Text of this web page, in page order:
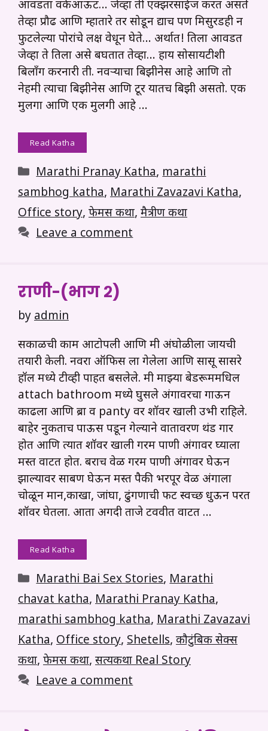
आवडता वर्कआऊट… जेव्हा ती एक्झरसाईज करत असते
तेव्हा प्रौढ आणि म्हातारे तर सोडून द्याच पण मिसुरडही न
फुटलेल्या पोरांचे लक्ष वेधून घेते… अर्थात! तिला आवडत
जेव्हा ते तिला असे बघतात तेव्हा… हाय सोसायटीशी
बिलाँग करनारी ती. नवऱ्याचा बिझीनेस आहे आणि तो
नेहमी त्याचा बिझीनेस आणि टूर यातच बिझी असतो. एक
मुलगा आणि एक मुलगी आहे …
Read Katha
Categories
Marathi Pranay Katha,marathi
sambhog katha, Marathi Zavazavi Katha,
Office story, फेमस कथा, मैत्रीण कथा
Leave a comment
राणी-(भाग २)
by admin
सकाळची काम आटोपली आणि मी अंघोळीला जायची
तयारी केली. नवरा ऑफिस ला गेलेला आणि सासू सासरे
हॉल मध्ये टीव्ही पाहत बसलेले. मी माझ्या बेडरूममधिल
attach bathroom मध्ये घुसले अंगावरचा गाऊन
काढला आणि ब्रा व panty वर शॉवर खाली उभी राहिले.
बाहेर नुकताच पाऊस पडून गेल्याने वातावरण थंड गार
होत आणि त्यात शॉवर खाली गरम पाणी अंगावर घ्याला
मस्त वाटत होत. बराच वेळ गरम पाणी अंगावर घेऊन
झाल्यावर साबण घेऊन मस्त पैकी भरपूर वेळ अंगाला
चोळून मान,काखा, जांघा, ढुंगणाची फट स्वच्छ धुऊन परत
शॉवर घेतला. आता अगदी ताजे टववीत वाटत …
Read Katha
Categories
Marathi Bai Sex Stories,Marathi
chavat katha, Marathi Pranay Katha,
marathi sambhog katha, Marathi Zavazavi
Katha, Office story, Shetells, कौटुंबिक सेक्स
कथा, फेमस कथा, सत्यकथा Real Story
Leave a comment